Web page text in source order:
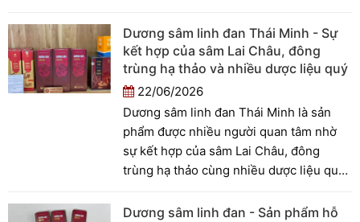
dương sâm linh đan có tốt không? Hãy
cùng tìm hiểu trong bài viết dưới đây.
Dương sâm linh đan Thái Minh - Sự
kết hợp của sâm Lai Châu, đông
trùng hạ thảo và nhiều dược liệu quý
22/06/2026
Dương sâm linh đan Thái Minh là sản
phẩm được nhiều người quan tâm nhờ
sự kết hợp của sâm Lai Châu, đông
trùng hạ thảo cùng nhiều dược liệu quý
công dụng ra sao và cách sử dụng như
Dương sâm linh đan - Sản phẩm hỗ